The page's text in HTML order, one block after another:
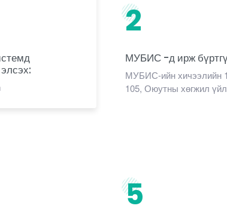
2
МУБИС -д ирж
МУБИС-ийн хичээлийн
105, Оюутны хөгжил
5